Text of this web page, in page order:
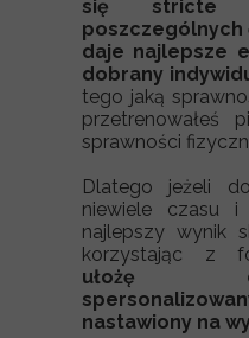
się stricte
daje najlepsze
dobrany
tego jaką
przetrenowałeś
sprawności
Dlatego jeżeli
niewiele czasu i
najlepszy wynik
korzystając z
ułożę
nastawiony na